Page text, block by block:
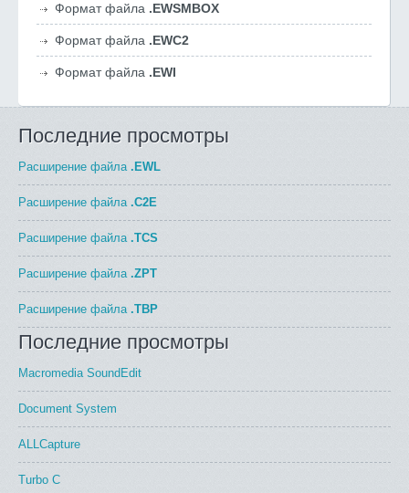
Формат файла .EWSMBOX
Формат файла .EWC2
Формат файла .EWI
Последние просмотры
Расширение файла .EWL
Расширение файла .C2E
Расширение файла .TCS
Расширение файла .ZPT
Расширение файла .TBP
Последние просмотры
Macromedia SoundEdit
Document System
ALLCapture
Turbo C